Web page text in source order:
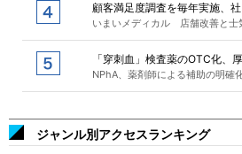
顧客満足度調査を毎年実施、
いまいメディカル 店舗改善と士
「穿刺血」検査薬のOTC化、
NPhA、薬剤師による補助の明確
ジャンル別アクセスランキング